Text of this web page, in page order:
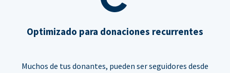
Optimizado para donaciones recurrentes
Muchos de tus donantes, pueden ser seguidores desde